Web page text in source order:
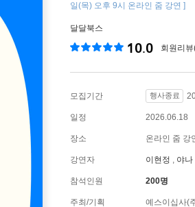
일(목) 오후 9시 온라인 줌 강연 ]
달달북스
10.0 회원리뷰
모집기간 행사종료
일정 2026.06.18
장소 온라인 줌 강
강연자 이현정 야나
참석인원 200명
주최/기획 예스이십사(